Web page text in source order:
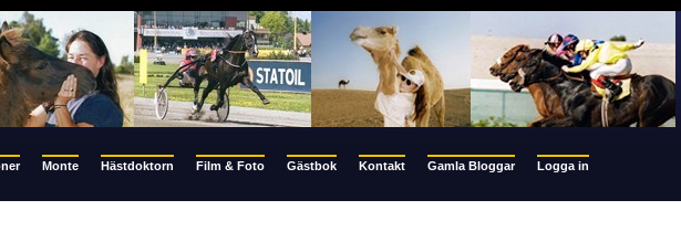
Monte Hästdoktorn Film & Foto Gästbok Kontakt Gamla Bloggar
Logga in